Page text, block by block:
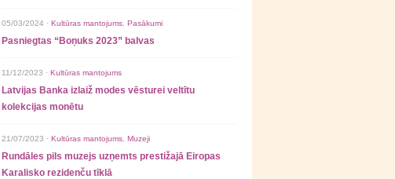
05/03/2024 · Kultūras mantojums Pasākumi
Pasniegtas “Boņuks 2023” balvas
11/12/2023 · Kultūras mantojums
Latvijas Banka izlaiž modes vēsturei veltītu
kolekcijas monētu
21/07/2023 · Kultūras mantojums Muzeji
Rundāles pils muzejs uzņemts prestižajā Eiropas
Karalisko rezidenču tīklā